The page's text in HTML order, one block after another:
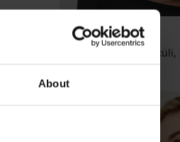
About
Powerlace bélés
25 490 Ft